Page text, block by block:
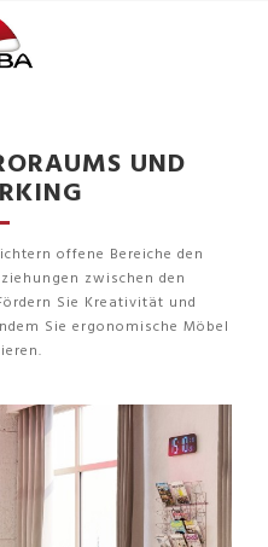
UND
offene Bereiche den
zwischen den
Sie Kreativität und
Sie ergonomische Möbel